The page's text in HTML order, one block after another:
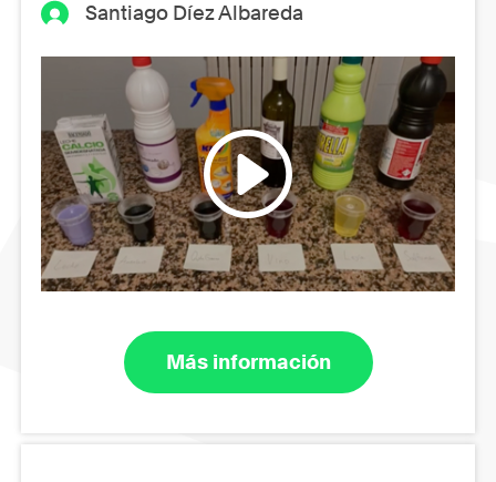
Santiago Díez Albareda
Más información